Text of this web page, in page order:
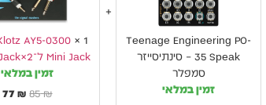
Teenage Engineering PO-
35 Speak – סינתיסייזר
סמפלר
זמין במלאי
1
×
Mini Jack ל־2×Jack מקצועי
זמין במלאי
₪
85
₪
77